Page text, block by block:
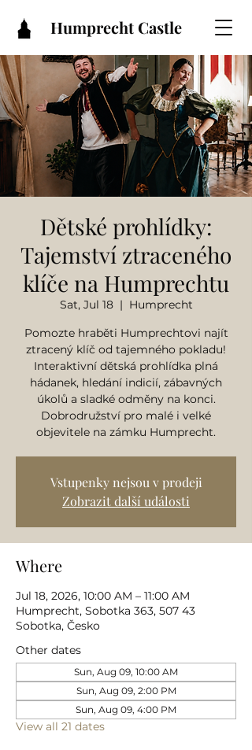
Humprecht Castle
Dětské prohlídky:
Tajemství ztraceného
klíče na Humprechtu
Sat, Jul 18
  |
Humprecht
Pomozte hraběti Humprechtovi najít
ztracený klíč od tajemného pokladu!
Interaktivní dětská prohlídka plná
hádanek, hledání indicií, zábavných
úkolů a sladké odměny na konci.
Dobrodružství pro malé i velké
objevitele na zámku Humprecht.
Vstupenky nejsou v prodeji
Zobrazit další události
Where
Jul 18, 2026, 10:00 AM – 11:00 AM
Humprecht, Sobotka 363, 507 43
Sobotka, Česko
Other dates
Sun, Aug 09, 10:00 AM
Sun, Aug 09, 2:00 PM
Sun, Aug 09, 4:00 PM
View all 21 dates